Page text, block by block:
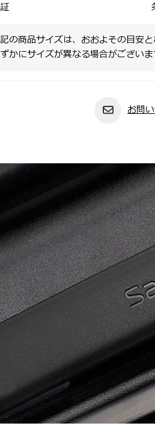
の商品サイズは、おおよその目安
かにサイズが異なる場合がございま
お問